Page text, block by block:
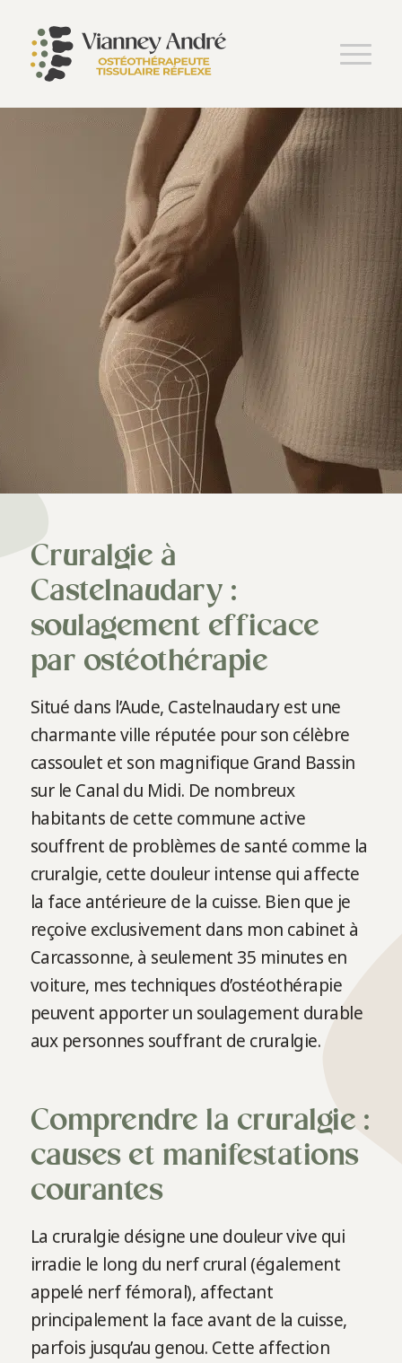
Cruralgie à
Castelnaudary :
soulagement efficace
par ostéothérapie
Situé dans l’Aude, Castelnaudary est une
charmante ville réputée pour son célèbre
cassoulet et son magnifique Grand Bassin
sur le Canal du Midi. De nombreux
habitants de cette commune active
souffrent de problèmes de santé comme la
cruralgie, cette douleur intense qui affecte
la face antérieure de la cuisse. Bien que je
reçoive exclusivement dans mon cabinet à
Carcassonne, à seulement 35 minutes en
voiture, mes techniques d’ostéothérapie
peuvent apporter un soulagement durable
aux personnes souffrant de cruralgie.
Comprendre la cruralgie :
causes et manifestations
courantes
La cruralgie désigne une douleur vive qui
irradie le long du nerf crural (également
appelé nerf fémoral), affectant
principalement la face avant de la cuisse,
parfois jusqu’au genou. Cette affection